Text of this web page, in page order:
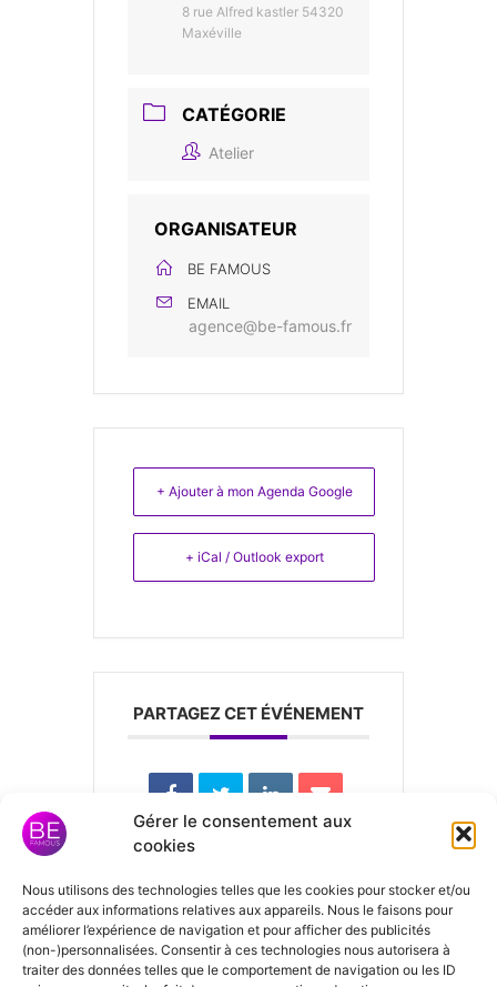
Gérer le consentement aux
cookies
Nous utilisons des technologies telles que les cookies pour stocker et/ou
accéder aux informations relatives aux appareils. Nous le faisons pour
améliorer l’expérience de navigation et pour afficher des publicités
(non-)personnalisées. Consentir à ces technologies nous autorisera à
traiter des données telles que le comportement de navigation ou les ID
8 rue Alfred kastler 54320
Maxéville
CATÉGORIE
Atelier
ORGANISATEUR
BE FAMOUS
EMAIL
agence@be-famous.fr
+ Ajouter à mon Agenda Google
+ iCal / Outlook export
PARTAGEZ CET ÉVÉNEMENT
Laisser un
commentaire